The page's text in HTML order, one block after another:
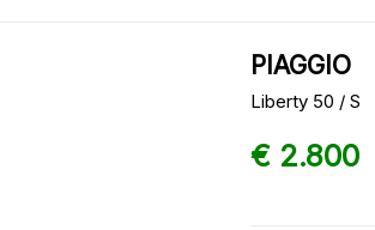
PIAGGIO
Liberty 50 / S
€ 2.800